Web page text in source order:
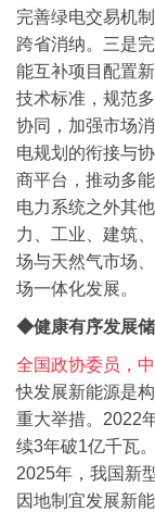
完善绿电交易机
跨省消纳。三是
能互补项目配置
技术标准，规范
协同，加强市场
电规划的衔接与
商平台，推动多
电力系统之外其
力、工业、建筑
场与天然气市场
场一体化发展。
◆健康有序发展
全国政协委员，
快发展新能源是
重大举措。2022
续3年破1亿千瓦
2025年，我国新
因地制宜发展新